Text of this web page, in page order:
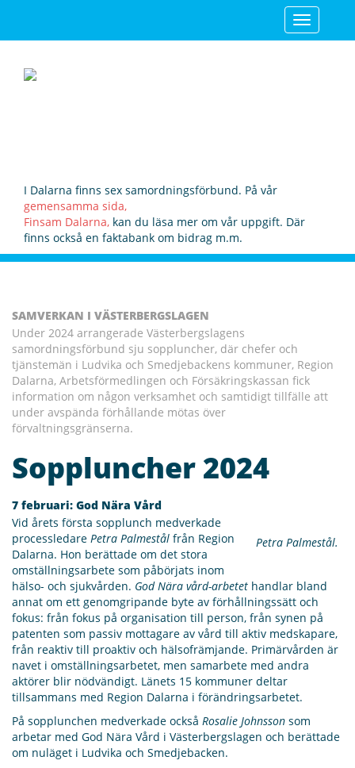
Toggle
I Dalarna finns sex samordningsförbund. På vår
gemensamma sida,
Finsam Dalarna, kan du läsa mer om vår uppgift. Där
finns också en faktabank om bidrag m.m.
SAMVERKAN I VÄSTERBERGSLAGEN
Under 2024 arrangerade Västerbergslagens
samordningsförbund sju soppluncher, där chefer och
tjänstemän i Ludvika och Smedjebackens kommuner, Region
Dalarna, Arbetsförmedlingen och Försäkringskassan fick
information om någon verksamhet och samtidigt tillfälle att
under avspända förhållande mötas över
förvaltningsgränserna.
Soppluncher 2024
7 februari: God Nära Vård
Petra Palmestål.
Vid årets första sopplunch medverkade
processledare Petra Palmestål från Region
Dalarna. Hon berättade om det stora
omställningsarbete som påbörjats inom
hälso- och sjukvården. God Nära vård-arbetet handlar bland
annat om ett genomgripande byte av förhållningssätt och
fokus: från fokus på organisation till person, från synen på
patenten som passiv mottagare av vård till aktiv medskapare,
från reaktiv till proaktiv och hälsofrämjande. Primärvården är
navet i omställningsarbetet, men samarbete med andra
aktörer blir nödvändigt. Länets 15 kommuner deltar
tillsammans med Region Dalarna i förändringsarbetet.
På sopplunchen medverkade också Rosalie Johnsson som
arbetar med God Nära Vård i Västerbergslagen och berättade
om nuläget i Ludvika och Smedjebacken.